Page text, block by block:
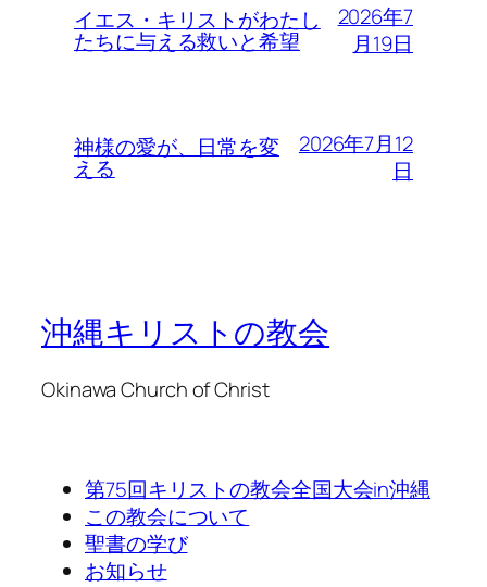
イエス・キリストがわたし
たちに与える救いと希望
2026年7
月19日
神様の愛が、日常を変
える
2026年7月12
日
沖縄キリストの教会
Okinawa Church of Christ
第75回キリストの教会全国大会in沖縄
この教会について
聖書の学び
お知らせ